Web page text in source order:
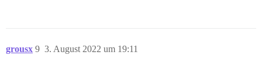
grousx 3. August 2022 um 19:11
9